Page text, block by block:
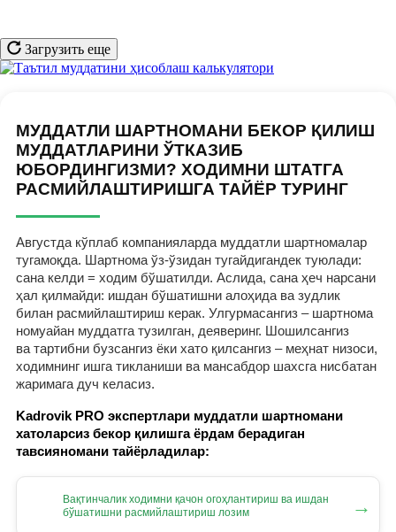
Загрузить еще
МУДДАТЛИ ШАРТНОМАНИ БЕКОР ҚИЛИШ
МУДДАТЛАРИНИ ЎТКАЗИБ
ЮБОРДИНГИЗМИ? ХОДИМНИ ШТАТГА
РАСМИЙЛАШТИРИШГА ТАЙЁР ТУРИНГ
Августда кўплаб компанияларда муддатли шартномалар
тугамоқда. Шартнома ўз-ўзидан тугайдигандек туюлади:
сана келди = ходим бўшатилди. Аслида, сана ҳеч нарсани
ҳал қилмайди: ишдан бўшатишни алоҳида ва зудлик
билан расмийлаштириш керак. Улгурмасангиз – шартнома
номуайан муддатга тузилган, деяверинг. Шошилсангиз
ва тартибни бузсангиз ёки хато қилсангиз – меҳнат низоси,
ходимнинг ишга тикланиши ва мансабдор шахсга нисбатан
жаримага дуч келасиз.
Kadrovik PRO экспертлари муддатли шартномани
хатоларсиз бекор қилишга ёрдам берадиган
тавсияномани тайёрладилар:
Вақтинчалик ходимни қачон огоҳлантириш ва ишдан
бўшатишни расмийлаштириш лозим
→